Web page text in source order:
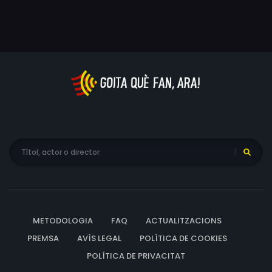
Natálie Kačíová, Adam Spára, Jiří Štěpnička, Igor Budykin,
Eliška Křenková, Tereza Ramba, Yor Milano, Arianna
Spoq, Alena Nebeská, Miro Brůna, Eliška Beňová, Martin
Tomšíčková
METODOLOGIA FAQ
ACTUALITZACIONS
PREMSA
AVÍS LEGAL
POLÍTICA DE COOKIES
POLÍTICA DE PRIVACITAT